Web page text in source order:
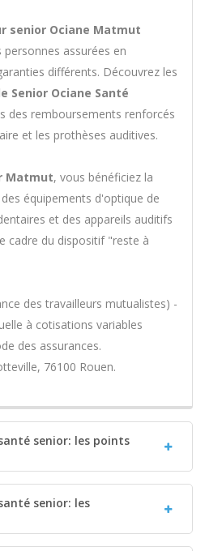
senior Ociane Matmut
assurées en
différents. Découvrez les
Senior Ociane Santé
des remboursements renforcés
et les prothèses auditives.
Matmut, vous bénéficiez la
équipements d'optique de
et des appareils auditifs
cadre du dispositif "reste à
des travailleurs mutualistes) -
à cotisations variables 
des assurances.
76100 Rouen.
senior: les points
senior: les